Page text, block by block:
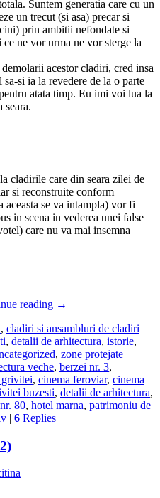
Suntem generatia care cu un
un trecut (si asa) precar si
prin ambitii nefondate si
ne vor urma ne vor sterge la
acestor cladiri, cred insa
si ia la revedere de la o parte
atata timp. Eu imi voi lua la
seara.
cladirile care din seara zilei de
si reconstruite conform
se va intampla) vor fi
in scena in vederea unei false
care nu va mai insemna
reading →
, cladiri si ansambluri de cladiri
, detalii de arhitectura, istorie,
, zone protejate |
veche, berzei nr. 3,
grivitei, cinema feroviar, cinema
buzesti, detalii de arhitectura,
80, hotel marna, patrimoniu de
| 6 Replies